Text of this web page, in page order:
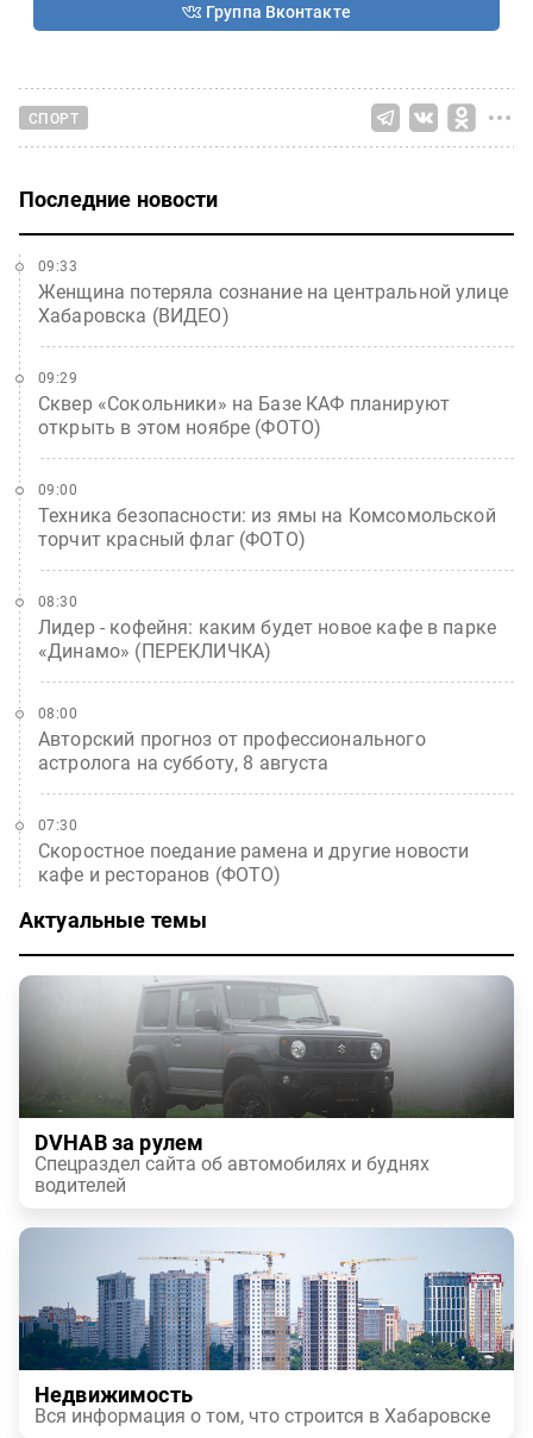
Группа Вконтакте
СПОРТ
Последние новости
Женщина потеряла сознание на центральной улице
Хабаровска (ВИДЕО)
09:33
Сквер «Сокольники» на Базе КАФ планируют
открыть в этом ноябре (ФОТО)
09:29
Техника безопасности: из ямы на Комсомольской
торчит красный флаг (ФОТО)
09:00
Лидер - кофейня: каким будет новое кафе в парке
«Динамо» (ПЕРЕКЛИЧКА)
08:30
Авторский прогноз от профессионального
астролога на субботу, 8 августа
08:00
Скоростное поедание рамена и другие новости
кафе и ресторанов (ФОТО)
07:30
Актуальные темы
DVHAB за рулем
Спецраздел сайта об автомобилях и буднях
водителей
Недвижимость
Вся информация о том, что строится в Хабаровске